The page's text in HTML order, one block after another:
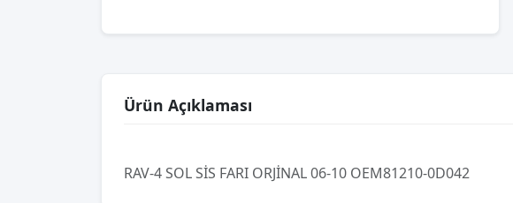
Ürün Açıklaması
RAV-4 SOL SİS FARI ORJİNAL 06-10 OEM81210-0D042